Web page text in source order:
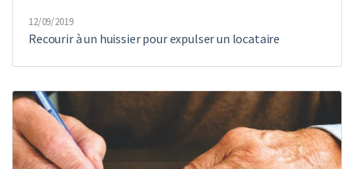
12/09/2019
Recourir à un huissier pour expulser un locataire